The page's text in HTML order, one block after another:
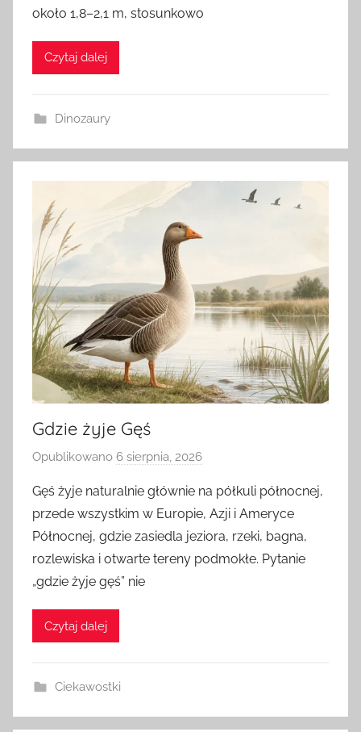
m
około 1,8–2,1 m, stosunkowo
Czytaj dalej
Dinozaury
Gdzie żyje Gęś
Opublikowano 6 sierpnia, 2026
z
e
z
a
Gęś żyje naturalnie głównie na półkuli północnej,
przede wszystkim w Europie, Azji i Ameryce
Północnej, gdzie zasiedla jeziora, rzeki, bagna,
rozlewiska i otwarte tereny podmokłe. Pytanie
„gdzie żyje gęś” nie
Czytaj dalej
Ciekawostki